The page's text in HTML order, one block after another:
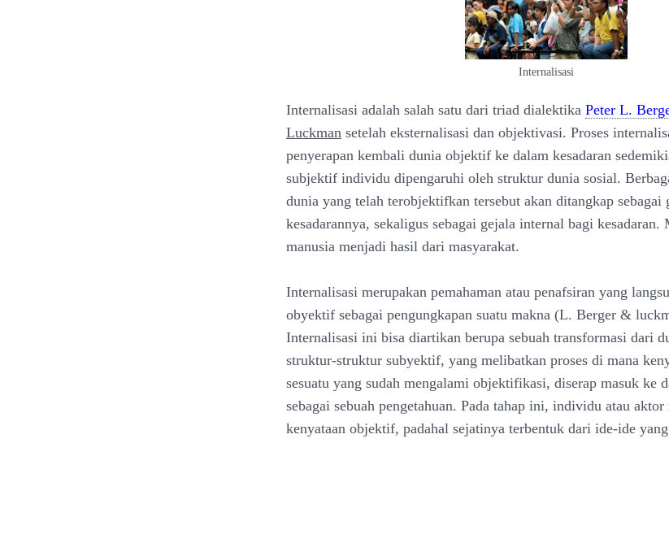
Internalisasi
Internalisasi adalah salah satu dari triad dialektika Peter L.
Luckman setelah eksternalisasi dan objektivasi. Proses
penyerapan kembali dunia objektif ke dalam kesadaran
subjektif individu dipengaruhi oleh struktur dunia sosial.
dunia yang telah terobjektifkan tersebut akan ditangkap sebagai
kesadarannya, sekaligus sebagai gejala internal bagi
manusia menjadi hasil dari masyarakat.
Internalisasi merupakan pemahaman atau penafsiran yang
obyektif sebagai pengungkapan suatu makna (L. Berger &
Internalisasi ini bisa diartikan berupa sebuah transformasi dari
struktur-struktur subyektif, yang melibatkan proses di mana
sesuatu yang sudah mengalami objektifikasi, diserap masuk ke
sebagai sebuah pengetahuan. Pada tahap ini, individu atau
kenyataan objektif, padahal sejatinya terbentuk dari ide-ide